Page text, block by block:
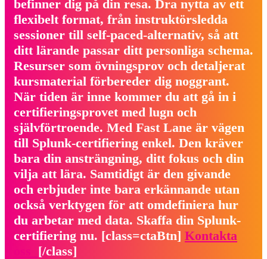
befinner dig på din resa. Dra nytta av ett
flexibelt format, från instruktörsledda
sessioner till self-paced-alternativ, så att
ditt lärande passar ditt personliga schema.
Resurser som övningsprov och detaljerat
kursmaterial förbereder dig noggrant.
När tiden är inne kommer du att gå in i
certifieringsprovet med lugn och
självförtroende. Med Fast Lane är vägen
till Splunk-certifiering enkel. Den kräver
bara din ansträngning, ditt fokus och din
vilja att lära. Samtidigt är den givande
och erbjuder inte bara erkännande utan
också verktygen för att omdefiniera hur
du arbetar med data. Skaffa din Splunk-
certifiering nu. [class=ctaBtn] Kontakta
[/class]